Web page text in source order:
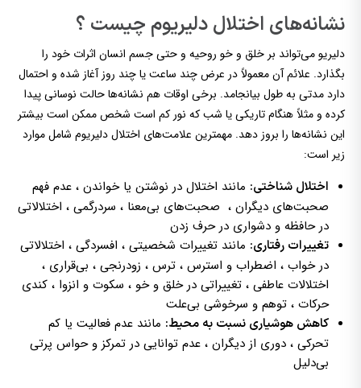
نشانه‌های اختلال دلیریوم چیست ؟
دلیریو می‌تواند بر خلق و خو روحیه و حتی جسم انسان اثرات خود را
بگذارد. علائم آن معمولاً در عرض چند ساعت یا چند روز آغاز شده و احتمال
دارد مدتی به طول بیانجامد. برخی اوقات هم نشانه‌ها حالت نوسانی پیدا
کرده و مثلاً هنگام تاریکی یا شب که نور کم است شخص ممکن است بیشتر
این نشانه‌ها را بروز دهد. مهمترین علامت‌های اختلال دلیریوم شامل موارد
زیر است:
اختلال شناختی: مانند اختلال در نوشتن یا خواندن ، عدم فهم
صحبت‌های دیگران ، صحبت‌های بی‌معنا ، سردرگمی ، اختلالاتی
در حافظه و دشواری در حرف زدن
تغییرات رفتاری: مانند تغییرات شخصیتی ، افسردگی ، اختلالاتی
در خواب ، اضطراب و استرس ، ترس ، زودرنجی ، بی‌قراری ،
اختلالات عاطفی ، تغییراتی در خلق و خو ، سکوت و انزوا ، کندی
حرکات ، توهم و سرخوشی بی‌علت
کاهش هوشیاری نسبت به محیط: مانند عدم فعالیت یا کم
تحرکی ، دوری از دیگران ، عدم توانایی در تمرکز و حواس پرتی
بی‌دلیل